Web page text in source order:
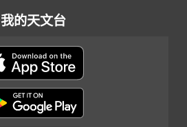
我的天文台